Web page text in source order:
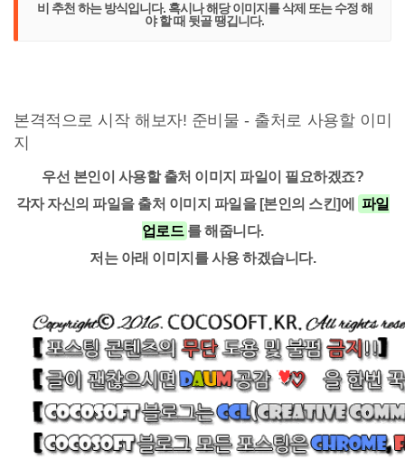
비 추천 하는 방식입니다. 혹시나 해당 이미지를 삭제 또는 수정 해
야 할 때 뒷골 땡깁니다.
본격적으로 시작 해보자! 준비물 - 출처로 사용할 이미
지
우선 본인이 사용할 출처 이미지 파일이 필요하겠죠?
각자 자신의 파일을 출처 이미지 파일을 [본인의 스킨]에
파일
업로드 를 해줍니다.
저는 아래 이미지를 사용 하겠습니다.